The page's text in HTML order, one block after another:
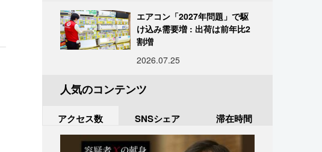
エアコン「2027年問題」で駆
け込み需要増 : 出荷は前年比2
割増
2026.07.25
人気のコンテンツ
アクセス数 SNSシェア 滞在時間